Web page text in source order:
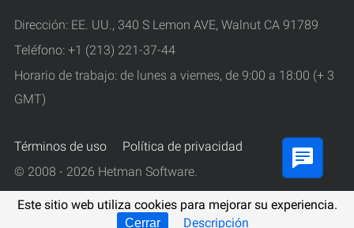
Este sitio web utiliza cookies para mejorar su experiencia.
Cerrar Descripción
Dirección: EE. UU., 340 S Lemon AVE, Walnut CA 91789
Teléfono: +1 (213) 221-37-44
Horario de trabajo: de lunes a viernes, de 9:00 a 18:00 (+ 3
GMT)
Términos de uso
Política de privacidad
© 2008 - 2026 Hetman Software.
Todos los derechos reservados.